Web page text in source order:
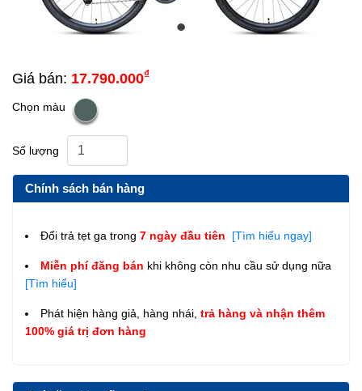
Giá bán: 17.790.000₫
Chọn màu
Số lượng
Chính sách bán hàng
Đổi trả tẹt ga trong 7 ngày đầu tiên [Tìm hiểu ngay]
Miễn phí đăng bán khi không còn nhu cầu sử dụng nữa
[Tìm hiểu]
Phát hiện hàng giả, hàng nhái, trả hàng và nhận thêm
100% giá trị đơn hàng